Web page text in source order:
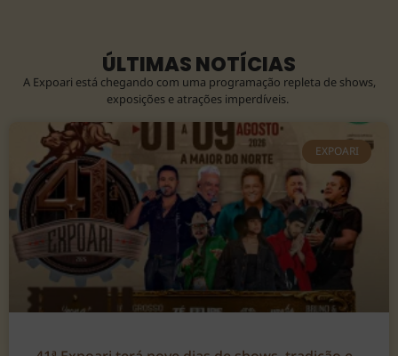
ÚLTIMAS NOTÍCIAS
A Expoari está chegando com uma programação repleta de shows,
exposições e atrações imperdíveis.
EXPOARI